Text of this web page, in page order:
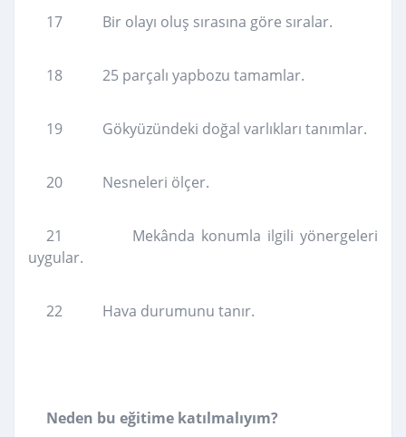
17 Bir olayı oluş sırasına göre sıralar.
18 25 parçalı yapbozu tamamlar.
19 Gökyüzündeki doğal varlıkları tanımlar.
20 Nesneleri ölçer.
21 Mekânda konumla ilgili yönergeleri
uygular.
22 Hava durumunu tanır.
Neden bu eğitime katılmalıyım?